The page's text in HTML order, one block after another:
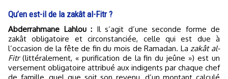
Qu’en est-il de la zakât al-Fitr ?
Abderrahmane Lahlou : Il s’agit d’une seconde forme de
zakât obligatoire et circonstanciée, celle qui est due à
l’occasion de la fête de fin du mois de Ramadan. Lazakât al-
Fitr(littéralement, « purification de la fin du jeûne ») est un
versement obligatoire attribué aux indigents par chaque chef